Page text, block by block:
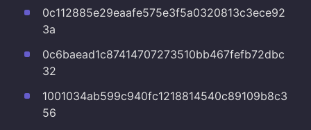
0c112885e29eaafe575e3f5a0320813c3ece92
3a
0c6baead1c87414707273510bb467fefb72dbc
32
1001034ab599c940fc1218814540c89109b8c3
56